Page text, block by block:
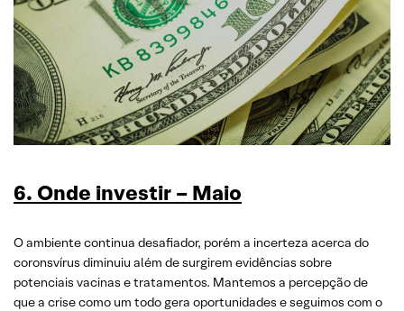
6. Onde investir – Maio
O ambiente continua desafiador, porém a incerteza acerca do
coronsvírus diminuiu além de surgirem evidências sobre
potenciais vacinas e tratamentos. Mantemos a percepção de
que a crise como um todo gera oportunidades e seguimos com o